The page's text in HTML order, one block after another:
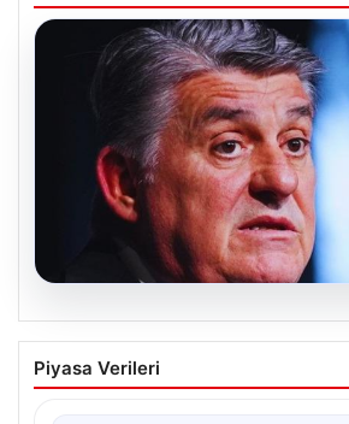
05.08.2026
Serdal Adalı’dan Mohamed
Açıklaması! ‘Biz İstemedik,
Piyasa Verileri